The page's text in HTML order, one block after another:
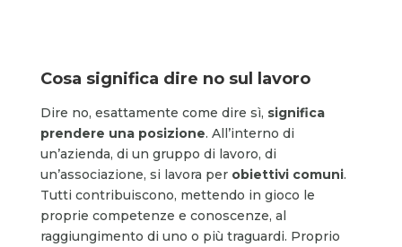
Cosa significa dire no sul lavoro
Dire no, esattamente come dire sì, significa
prendere una posizione. All’interno di
un’azienda, di un gruppo di lavoro, di
un’associazione, si lavora per obiettivi comuni.
Tutti contribuiscono, mettendo in gioco le
proprie competenze e conoscenze, al
raggiungimento di uno o più traguardi. Proprio